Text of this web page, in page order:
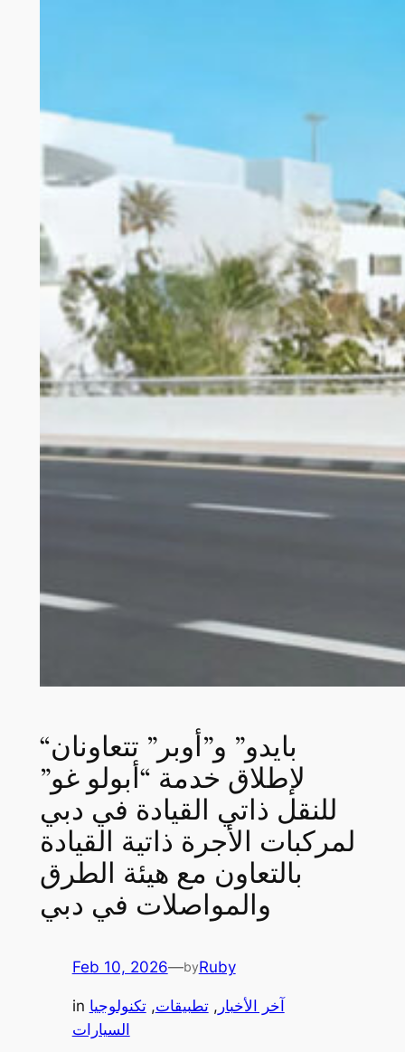
“بايدو” و”أوبر” تتعاونان
لإطلاق خدمة “أبولو غو”
للنقل ذاتي القيادة في دبي
لمركبات الأجرة ذاتية القيادة
بالتعاون مع هيئة الطرق
والمواصلات في دبي
Feb 10, 2026—byRuby
in آخر الأخبار , تطبيقات, تكنولوجيا
السيارات